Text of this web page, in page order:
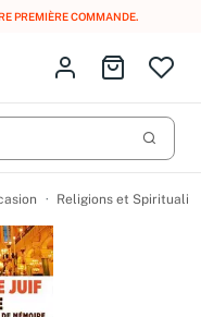
PREMIÈRE COMMANDE.
Lancer
Identifiez-vous
Aller au
Religions et